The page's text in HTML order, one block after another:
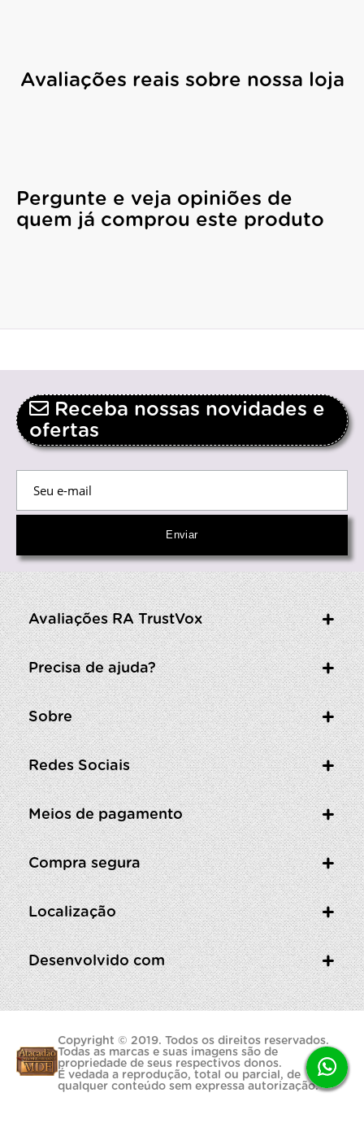
Avaliações reais sobre nossa loja
Pergunte e veja opiniões de
quem já comprou este produto
Receba nossas novidades e
ofertas
Avaliações RA TrustVox
Precisa de ajuda?
Sobre
Redes Sociais
Meios de pagamento
Compra segura
Localização
Desenvolvido com
Copyright © 2019. Todos os direitos reservados.
Todas as marcas e suas imagens são de
propriedade de seus respectivos donos.
É vedada a reprodução, total ou parcial, de
qualquer conteúdo sem expressa autorização.